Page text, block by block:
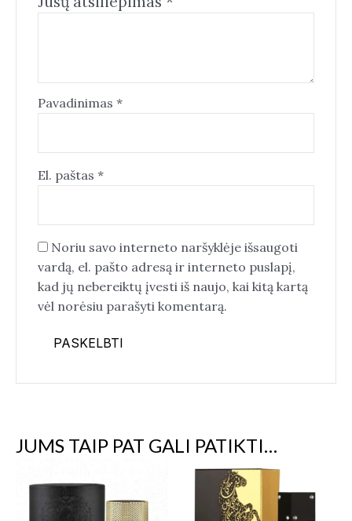
Pavadinimas *
El. paštas *
Noriu savo interneto naršyklėje išsaugoti
vardą, el. pašto adresą ir interneto puslapį,
kad jų nebereiktų įvesti iš naujo, kai kitą kartą
vėl norėsiu parašyti komentarą.
JUMS TAIP PAT GALI PATIKTI…